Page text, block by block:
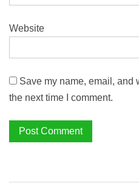
Website
Save my name, email, and
the next time I comment.